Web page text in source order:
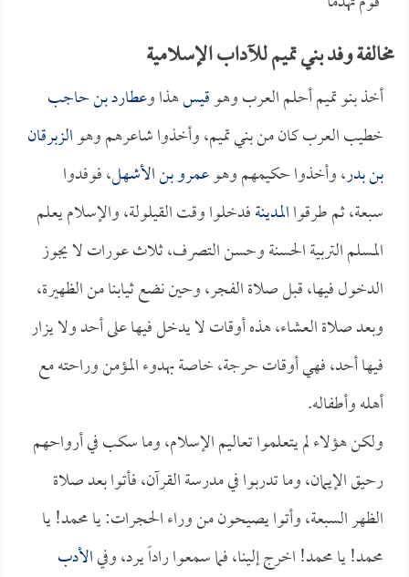
مخالفة وفد بني تميم للآداب الإسلامية
أخذ بنو تميم أحلم العرب وهوقيسهذا وعطارد بن حاجب
خطيب العرب كان من بني تميم، وأخذوا شاعرهم وهوالزبرقان
بن بدر، وأخذوا حكيمهم وهوعمرو بن الأشهل، فوفدوا
سبعة، ثم طرقواالمدينةفدخلوا وقت القيلولة، والإسلام يعلم
المسلم التربية الحسنة وحسن التصرف، ثلاث عورات لا يجوز
الدخول فيها، قبل صلاة الفجر، وحين نضع ثيابنا من الظهيرة،
وبعد صلاة العشاء، هذه أوقات لا يدخل فيها على أحد ولا يزار
فيها أحد، فهي أوقات حرجة، خاصة بهدوء المؤمن وراحته مع
أهله وأطفاله.
ولكن هؤلاء لم يتعلموا تعاليم الإسلام، وما سكب في أرواحهم
رحيق الإيمان، وما تدربوا في مدرسة القرآن، فأتوا بعد صلاة
الظهر السبعة، وأتوا يصيحون من وراء الحجرات: يا محمد! يا
محمد! يا محمد! اخرج إلينا، فما سمعوا راداً يرد، وفيالأدب